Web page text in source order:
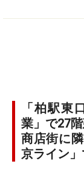
「柏駅東
業」で27
商店街に
京ライン